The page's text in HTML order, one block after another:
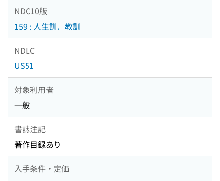
NDC10版
159 : 人生訓．教訓
NDLC
US51
対象利用者
一般
書誌注記
著作目録あり
入手条件・定価